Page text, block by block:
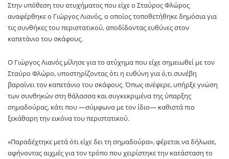
Στην υπόθεση του ατυχήματος που είχε ο Σταύρος Φλώρος
αναφέρθηκε ο Γιώργος Λιανός, ο οποίος τοποθετήθηκε δημόσια για
τις συνθήκες του περιστατικού, αποδίδοντας ευθύνες στον
καπετάνιο του σκάφους.
Ο Γιώργος Λιανός μίλησε για το ατύχημα που είχε σημειωθεί με τον
Σταύρο Φλώρο, υποστηρίζοντας ότι η ευθύνη για ό,τι συνέβη
βαραίνει τον καπετάνιο του σκάφους. Όπως ανέφερε, υπήρξε γνώση
των συνθηκών στη θάλασσα και συγκεκριμένα της ύπαρξης
σημαδούρας, κάτι που —σύμφωνα με τον ίδιο— καθιστά πιο
ξεκάθαρη την εικόνα του περιστατικού.
«Παραδέχτηκε μετά ότι είχε δει τη σημαδούρα», φέρεται να δήλωσε,
αφήνοντας αιχμές για τον τρόπο που χειρίστηκε την κατάσταση το